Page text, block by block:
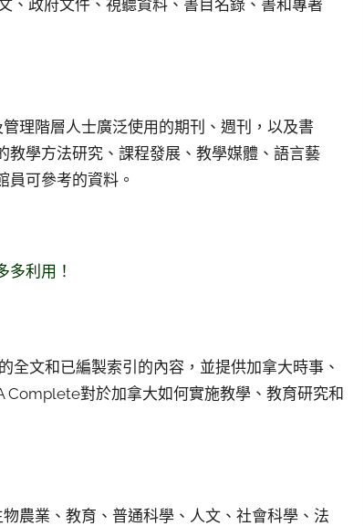
、政府文件、視聽資料、書目名錄、書和專著
理階層人士廣泛使用的期刊、週刊，以及書
學方法研究、課程發展、教學媒體、語言藝
可參考的資料。
多利用！
文和已編製索引的內容，並提供加拿大時事、
Complete對於加拿大如何實施教學、教育研究和
農業、教育、普通科學、人文、社會科學、法